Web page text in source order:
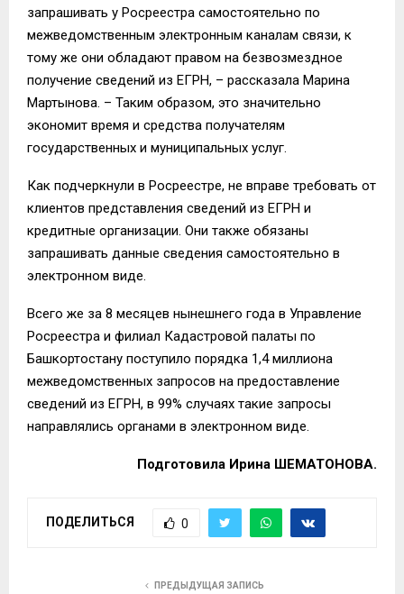
запрашивать у Росреестра самостоятельно по
межведомственным электронным каналам связи, к
тому же они обладают правом на безвозмездное
получение сведений из ЕГРН, – рассказала Марина
Мартынова. – Таким образом, это значительно
экономит время и средства получателям
государственных и муниципальных услуг.
Как подчеркнули в Росреестре, не вправе требовать от
клиентов представления сведений из ЕГРН и
кредитные организации. Они также обязаны
запрашивать данные сведения самостоятельно в
электронном виде.
Всего же за 8 месяцев нынешнего года в Управление
Росреестра и филиал Кадастровой палаты по
Башкортостану поступило порядка 1,4 миллиона
межведомственных запросов на предоставление
сведений из ЕГРН, в 99% случаях такие запросы
направлялись органами в электронном виде.
Подготовила Ирина ШЕМАТОНОВА.
ПОДЕЛИТЬСЯ 0
ПРЕДЫДУЩАЯ ЗАПИСЬ